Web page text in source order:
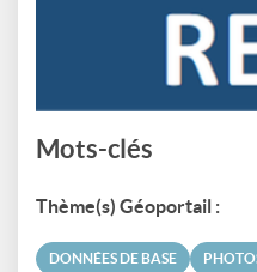
Mots-clés
Thème(s) Géoportail :
DONNÉES DE BASE